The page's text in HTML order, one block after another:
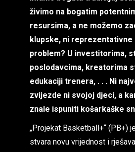
živimo na bogatim
resursima, a ne možemo
klupske, ni reprezentativne
problem? U investitorima,
poslodavcima, kreatorima
edukaciji trenera, . . . Ni
zvijezde ni svojoj djeci, a
znale ispuniti košarkaške
„Projekat Basketball+“ (PB+)
stvara novu vrijednost i